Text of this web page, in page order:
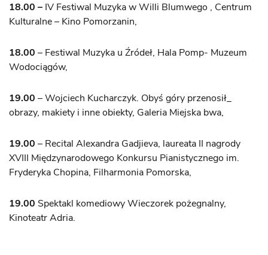
18.00 – IV Festiwal Muzyka w Willi Blumwego , Centrum
Kulturalne – Kino Pomorzanin,
18.00 – Festiwal Muzyka u Źródeł, Hala Pomp- Muzeum
Wodociągów,
19.00 – Wojciech Kucharczyk. Obyś góry przenosił_
obrazy, makiety i inne obiekty, Galeria Miejska bwa,
19.00 – Recital Alexandra Gadjieva, laureata II nagrody
XVIII Międzynarodowego Konkursu Pianistycznego im.
Fryderyka Chopina, Filharmonia Pomorska,
19.00 Spektakl komediowy Wieczorek pożegnalny,
Kinoteatr Adria.